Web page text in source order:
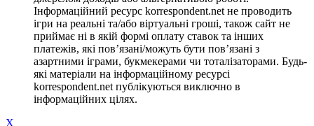
Інформаційний ресурс korrespondent.net не проводить
ігри на реальні та/або віртуальні гроші, також сайт не
приймає ні в якій формі оплату ставок та інших
платежів, які пов’язані/можуть бути пов’язані з
азартними іграми, букмекерами чи тоталізаторами. Будь-
які матеріали на інформаційному ресурсі
korrespondent.net публікуються виключно в
інформаційних цілях.
X